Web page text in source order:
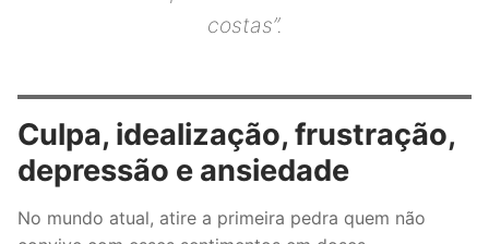
costas”.
Culpa, idealização, frustração,
depressão e ansiedade
No mundo atual, atire a primeira pedra quem não